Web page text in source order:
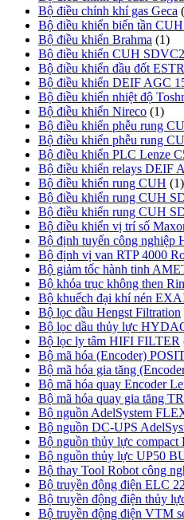
Bộ điều chỉnh khí gas Geca
Bộ điều khiển biến tần
Bộ điều khiển Brahma (1)
Bộ điều khiển CUH
Bộ điều khiển đầu đốt
Bộ điều khiển DEIF AGC
Bộ điều khiển nhiệt độ
Bộ điều khiển Nireco (1)
Bộ điều khiển phễu rung
Bộ điều khiển phễu rung
Bộ điều khiển PLC Lenze
Bộ điều khiển relays DEIF
Bộ điều khiển rung CUH (1)
Bộ điều khiển rung CUH
Bộ điều khiển rung CUH
Bộ điều khiển vị trí số
Bộ định tuyến công nghiệp
Bộ định vị van RTP 4000
Bộ giảm tốc hành tinh
Bộ khóa trục không then
Bộ khuếch đại khí nén
Bộ lọc dầu Hengst Filtration
Bộ lọc dầu thủy lực
Bộ lọc ly tâm HIFI FILTER
Bộ mã hóa (Encoder)
Bộ mã hóa gia tăng
Bộ mã hóa quay Encoder
Bộ mã hóa quay gia tăng
Bộ nguồn AdelSystem
Bộ nguồn DC-UPS
Bộ nguồn thủy lực compact
Bộ nguồn thủy lực UP50
Bộ thay Tool Robot công
Bộ truyền động điện ELC
Bộ truyền động điện thủy
Bộ truyền động điện VTM